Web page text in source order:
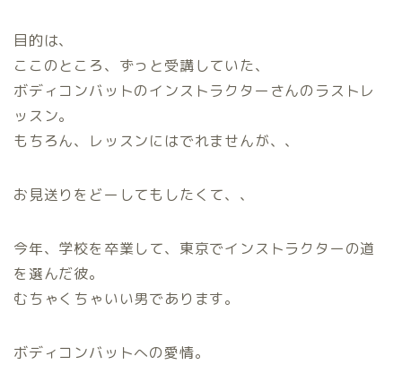
目的は、
ここのところ、ずっと受講していた、
ボディコンバットのインストラクターさんのラストレ
ッスン。
もちろん、レッスンにはでれませんが、、
お見送りをどーしてもしたくて、、
今年、学校を卒業して、東京でインストラクターの道
を選んだ彼。
むちゃくちゃいい男であります。
ボディコンバットへの愛情。